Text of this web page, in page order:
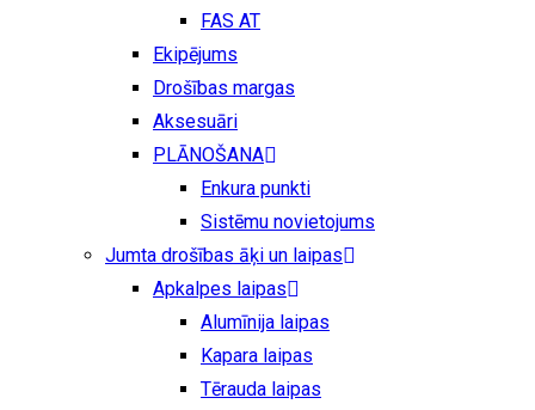
FAS AT
Ekipējums
Drošības margas
Aksesuāri
PLĀNOŠANA
Enkura punkti
Sistēmu novietojums
Jumta drošības āķi un laipas
Apkalpes laipas
Alumīnija laipas
Kapara laipas
Tērauda laipas